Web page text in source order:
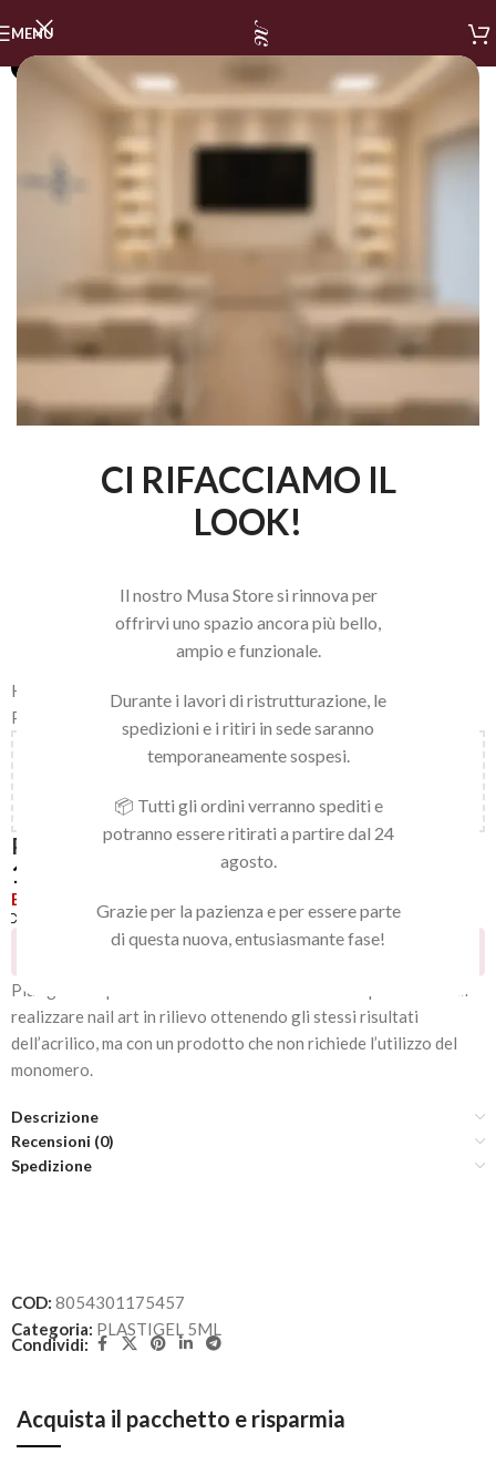
CI RIFACCIAMO IL
LOOK!
Il nostro Musa Store si rinnova per
offrirvi uno spazio ancora più bello,
ampio e funzionale.
Durante i lavori di ristrutturazione, le
spedizioni e i ritiri in sede saranno
temporaneamente sospesi.
📦 Tutti gli ordini verranno spediti e
potranno essere ritirati a partire dal 24
agosto.
Grazie per la pazienza e per essere parte
di questa nuova, entusiasmante fase!
MENU
Home LINEA NAILS / NAIL ART E ACCESSORI NAIL ART GEL
PLASTIGEL 5ML
150,00€al carrello e ottieni la spedizione
PLASTIGEL 18
10,32
Esaurito
Confronta
Aggiungi alla lista dei desideri
Persone che guardano questo prodotto ora!
Platigel è un prodotto dalla nuova formula che ti permetterà di
realizzare nail art in rilievo ottenendo gli stessi risultati
dell’acrilico, ma con un prodotto che non richiede l’utilizzo del
monomero.
Descrizione
Recensioni (0)
Spedizione
COD: 8054301175457
Categoria: PLASTIGEL 5ML
Condividi:
Acquista il pacchetto e risparmia